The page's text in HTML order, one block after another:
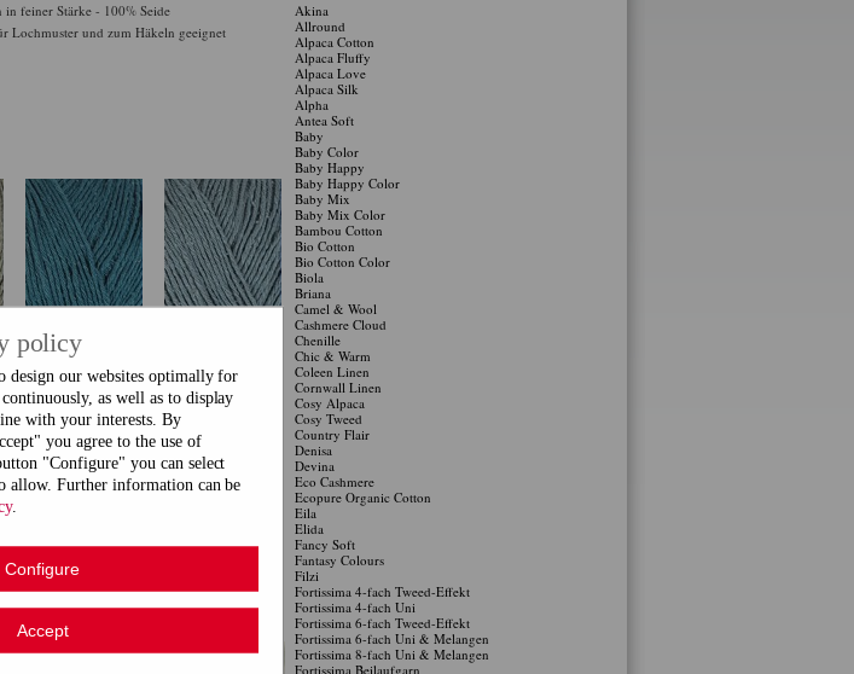
in feiner Stärke - 100% Seide
Lochmuster und zum Häkeln geeignet
98306-07
98306-13 98306-15
Akina
Allround
Alpaca Cotton
Alpaca Fluffy
Alpaca Love
Alpaca Silk
Alpha
Antea Soft
Baby
Baby Color
Baby Happy
Baby Happy Color
Baby Mix
Baby Mix Color
Bambou Cotton
Bio Cotton
Bio Cotton Color
Biola
Briana
Camel & Wool
Cashmere Cloud
Chenille
Chic & Warm
Coleen Linen
Cornwall Linen
Cosy Alpaca
Cosy Tweed
Country Flair
Denisa
Devina
Eco Cashmere
Ecopure Organic Cotton
Eila
Elida
Fancy Soft
Fantasy Colours
Filzi
Fortissima 4-fach Tweed-Effekt
Fortissima 4-fach Uni
Fortissima 6-fach Tweed-Effekt
Fortissima 6-fach Uni & Melangen
Fortissima 8-fach Uni & Melangen
Fortissima Beilaufgarn
policy
design our websites optimally for
as well as to display
with your interests. By
you agree to the use of
"Configure" you can select
allow. Further information can be
.
Configure
Accept